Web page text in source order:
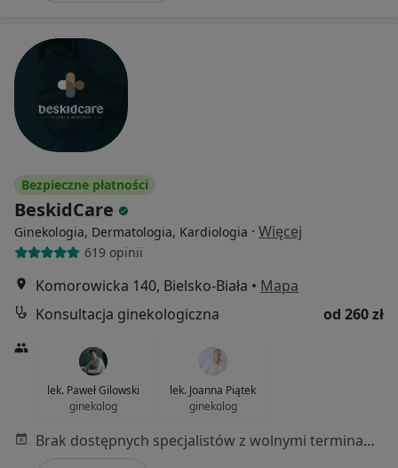
Bezpieczne płatności
BeskidCare
Ginekologia, Dermatologia, Kardiologia · Więcej
619 opinii
Komorowicka 140, Bielsko-Biała • Mapa
Konsultacja ginekologiczna
od 260 zł
lek. Paweł Gilowski
ginekolog
lek. Joanna Piątek
ginekolog
Brak dostępnych specjalistów z wolnymi terminami w tym centrum medycznym.